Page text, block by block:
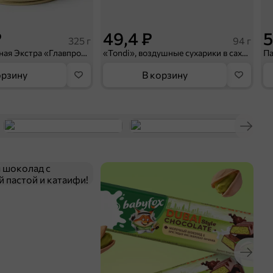
325 г
Свинина тушеная Экстра «Главпродукт», 325 г
49,4 ₽ 94 г
«Tondi», воздушные сухарики в сахаре с молочным вкусом, 94 г
В корзину